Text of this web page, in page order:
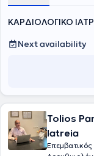
ΚΑΡΔΙΟΛΟΓΙΚΟ
Next availability
Tolios
Iatreia